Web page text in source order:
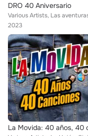
DRO 40 Aniversario
2023